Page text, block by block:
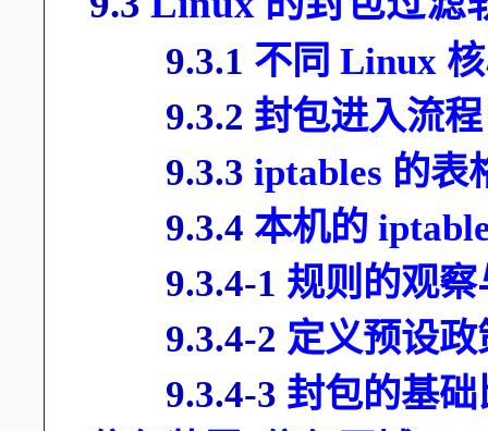
9.3.1 不同 Linux
9.3.2 封包进入流
9.3.3 iptables 的表
9.3.4 本机的
9.3.4-1 规则的观察
9.3.4-2 定义预设
9.3.4-3 封包的基